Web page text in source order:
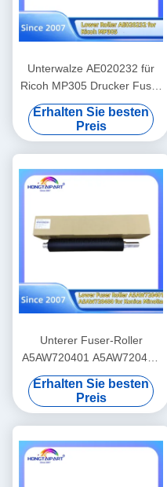
Unterwalze AE020232 für
Ricoh MP305 Drucker Fuser
Wärme Walzdruck
Ersatzteile Lieferung
Hongtaipart
Erhalten Sie besten
Preis
Unterer Fuser-Roller
A5AW720401 A5AW720400
für Konica Minolta Press
C6085 C6100 C6110 C1085
C1100 Ersatzteile Lieferung
Hongtaipart Wärme Fuser
Druck
Erhalten Sie besten
Preis